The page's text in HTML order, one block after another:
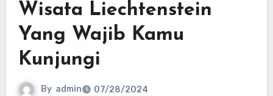
Wisata Liechtenstein
Yang Wajib Kamu
Kunjungi
By admin 07/28/2024